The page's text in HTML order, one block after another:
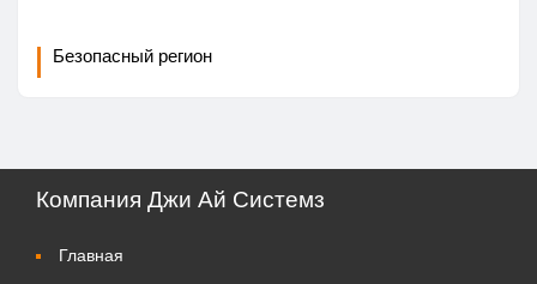
Безопасный регион
Компания Джи Ай Системз
Главная